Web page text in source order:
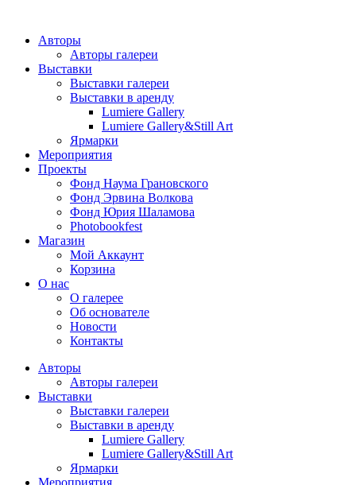
Авторы
Авторы галереи
Выставки
Выставки галереи
Выставки в аренду
Lumiere Gallery
Lumiere Gallery&Still Art
Ярмарки
Мероприятия
Проекты
Фонд Наума Грановского
Фонд Эрвина Волкова
Фонд Юрия Шаламова
Photobookfest
Магазин
Мой Аккаунт
Корзина
О нас
О галерее
Об основателе
Новости
Контакты
Авторы
Авторы галереи
Выставки
Выставки галереи
Выставки в аренду
Lumiere Gallery
Lumiere Gallery&Still Art
Ярмарки
Мероприятия